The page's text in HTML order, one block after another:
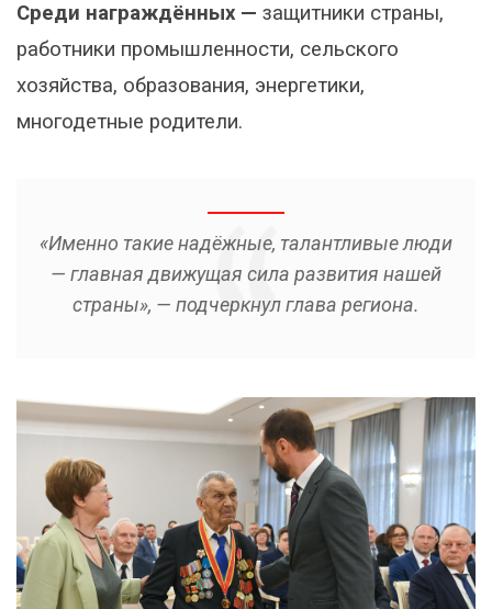
Среди награждённых — защитники страны,
работники промышленности, сельского
хозяйства, образования, энергетики,
многодетные родители.
«Именно такие надёжные, талантливые люди
— главная движущая сила развития нашей
страны», — подчеркнул глава региона.